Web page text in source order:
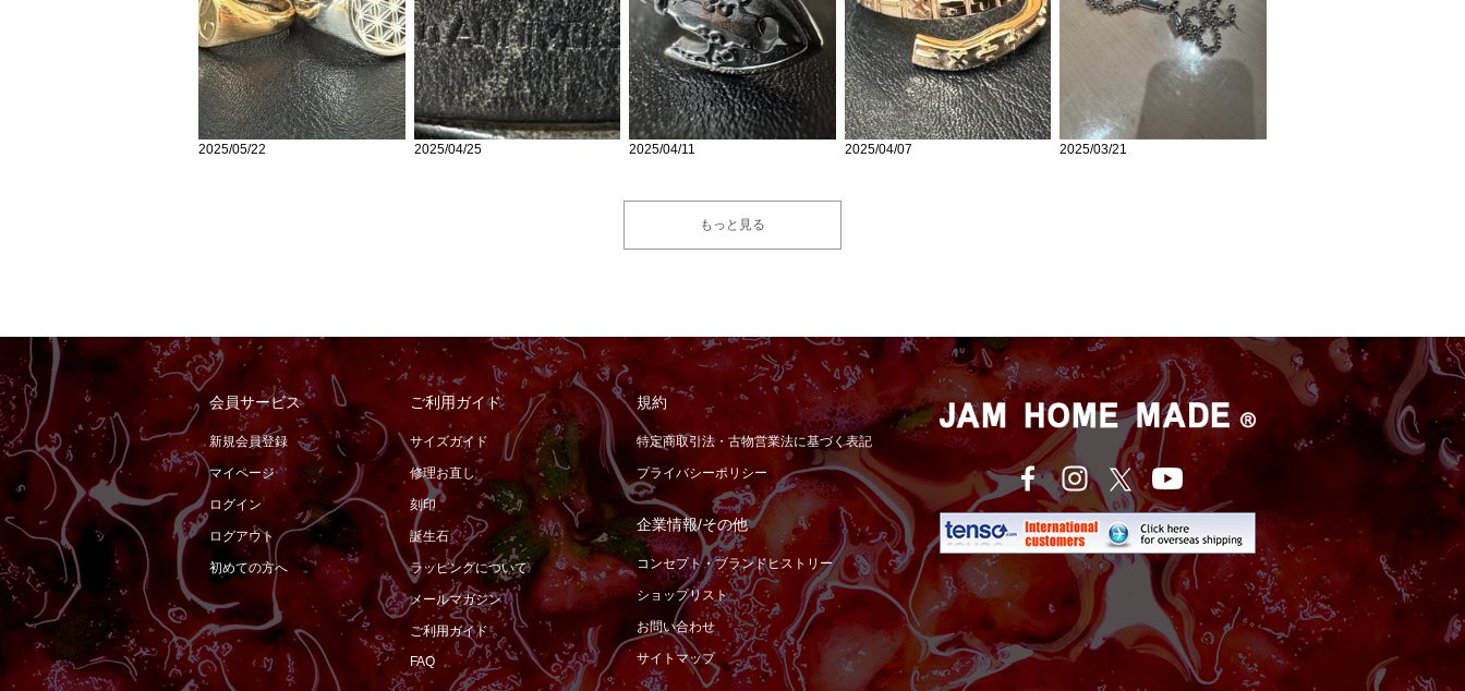
2025/05/22 2025/04/25 2025/04/11 2025/04/07 2025/03/21
もっと見る
会員サービス
新規会員登録
マイページ
ログイン
ログアウト
初めての方へ
ご利用ガイド
サイズガイド
修理お直し
刻印
誕生石
ラッピングについて
メールマガジン
ご利用ガイド
FAQ
規約
特定商取引法・古物営業法に基づく表記
プライバシーポリシー
企業情報/その他
コンセプト・ブランドヒストリー
ショップリスト
お問い合わせ
サイトマップ